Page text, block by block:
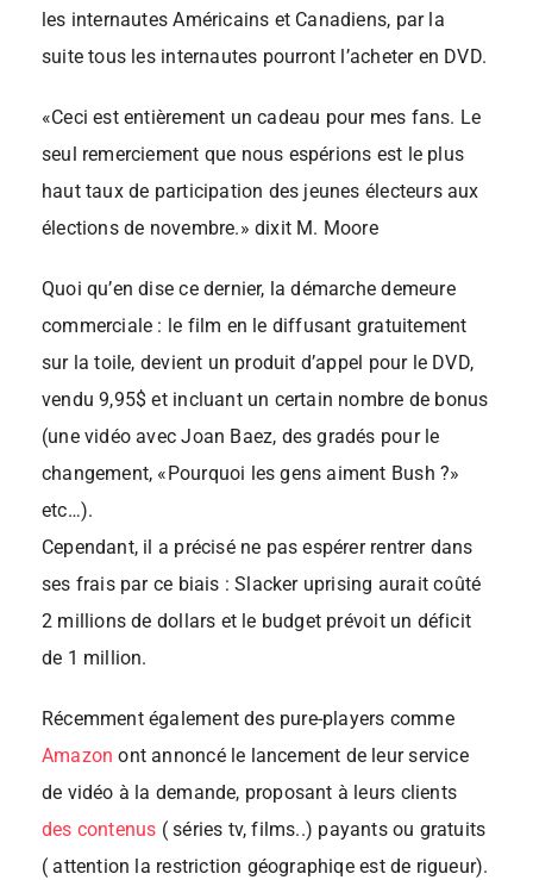
les internautes Américains et Canadiens, par la
suite tous les internautes pourront l’acheter en DVD.
«Ceci est entièrement un cadeau pour mes fans. Le
seul remerciement que nous espérions est le plus
haut taux de participation des jeunes électeurs aux
élections de novembre.» dixit M. Moore
Quoi qu’en dise ce dernier, la démarche demeure
commerciale : le film en le diffusant gratuitement
sur la toile, devient un produit d’appel pour le DVD,
vendu 9,95$ et incluant un certain nombre de bonus
(une vidéo avec Joan Baez, des gradés pour le
changement, «Pourquoi les gens aiment Bush ?»
etc…).
Cependant, il a précisé ne pas espérer rentrer dans
ses frais par ce biais : Slacker uprising aurait coûté
2 millions de dollars et le budget prévoit un déficit
de 1 million.
Récemment également des pure-players comme
Amazon ont annoncé le lancement de leur service
de vidéo à la demande, proposant à leurs clients
des contenus ( séries tv, films..) payants ou gratuits
( attention la restriction géographiqe est de rigueur).